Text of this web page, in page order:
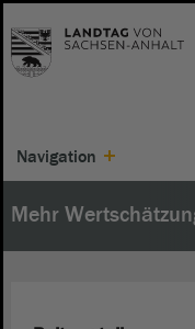
Navigation
Mehr